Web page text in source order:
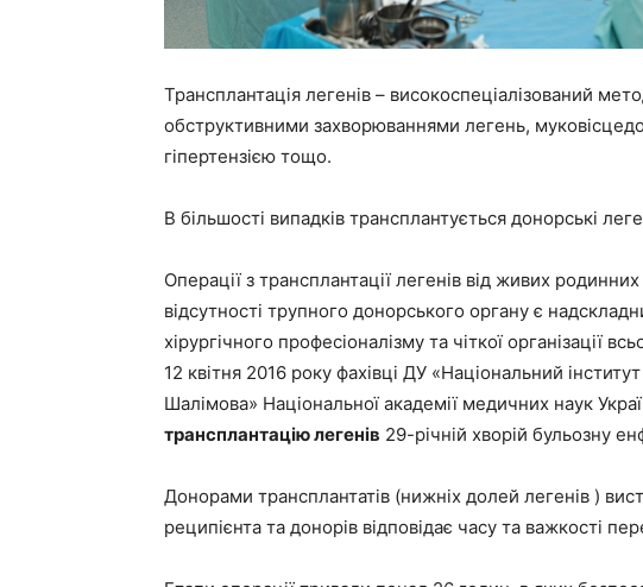
Трансплантація легенів – високоспеціалізований
обструктивними захворюваннями легень,
гіпертензією тощо.
В більшості випадків трансплантується донорські
Операції з трансплантації легенів від живих
відсутності трупного донорського органу є
хірургічного професіоналізму та чіткої організації
12 квітня 2016 року фахівці ДУ «Національний інститут
Шалімова» Національної академії медичних наук
трансплантацію легенів 29-річній хворій бульозну
Донорами трансплантатів (нижніх долей легенів )
реципієнта та донорів відповідає часу та важкості